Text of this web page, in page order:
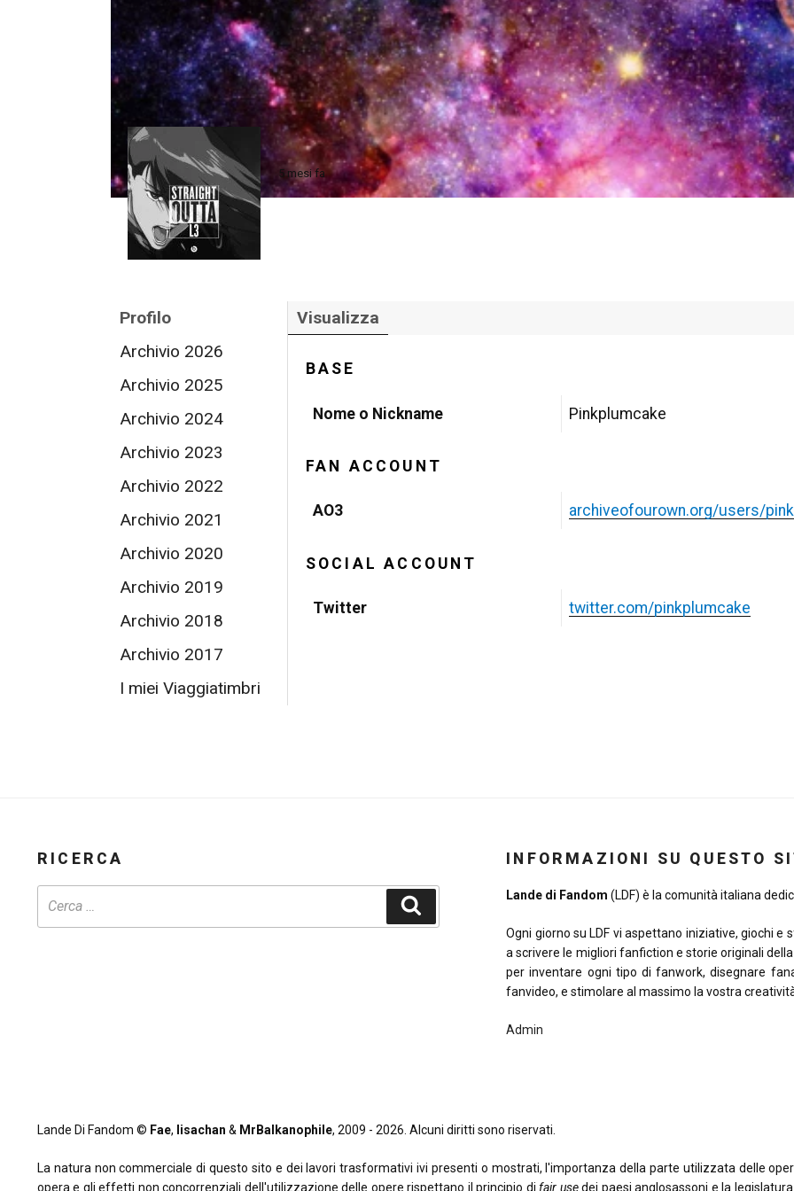
5 mesi fa
Profilo
Archivio 2026
Archivio 2025
Archivio 2024
Archivio 2023
Archivio 2022
Archivio 2021
Archivio 2020
Archivio 2019
Archivio 2018
Archivio 2017
I miei Viaggiatimbri
Visualizza
BASE
Nome o Nickname Pinkplumcake
FAN ACCOUNT
AO3 archiveofourown.org/users/
SOCIAL ACCOUNT
Twitter twitter.com/pinkplumcake
RICERCA INFORMAZIONI SU QUESTO
Lande di Fandom (LDF) è la comunità italiana
Ogni giorno su LDF vi aspettano iniziative, giochi
a scrivere le migliori fanfiction e storie originali
per inventare ogni tipo di fanwork, disegnare
fanvideo, e stimolare al massimo la vostra
Admin
Lande Di Fandom © Fae, lisachan & MrBalkanophile, 2009 - 2026. Alcuni diritti sono riservati.
La natura non commerciale di questo sito e dei lavori trasformativi ivi presenti o mostrati, l'importanza della parte utilizzata delle
opera e gli effetti non concorrenziali dell'utilizzazione delle opere rispettano il principio difair usedei paesi anglosassoni e la